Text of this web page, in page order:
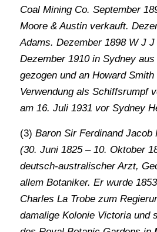
Coal Mining Co. September
Moore & Austin verkauft.
Adams. Dezember 1898 W J
Dezember 1910 in Sydney
gezogen und an Howard
Verwendung als Schiffsrumpf
am 16. Juli 1931 vor Sydney
(3) Baron Sir Ferdinand Jacob
(30. Juni 1825 – 10. Oktober
deutsch-australischer Arzt,
allem Botaniker. Er wurde
Charles La Trobe zum
damalige Kolonie Victoria und